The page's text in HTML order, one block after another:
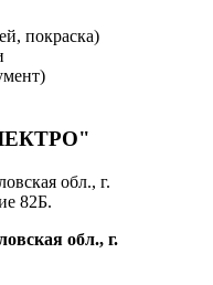
покраска)
обл., г.
82Б.
обл., г.